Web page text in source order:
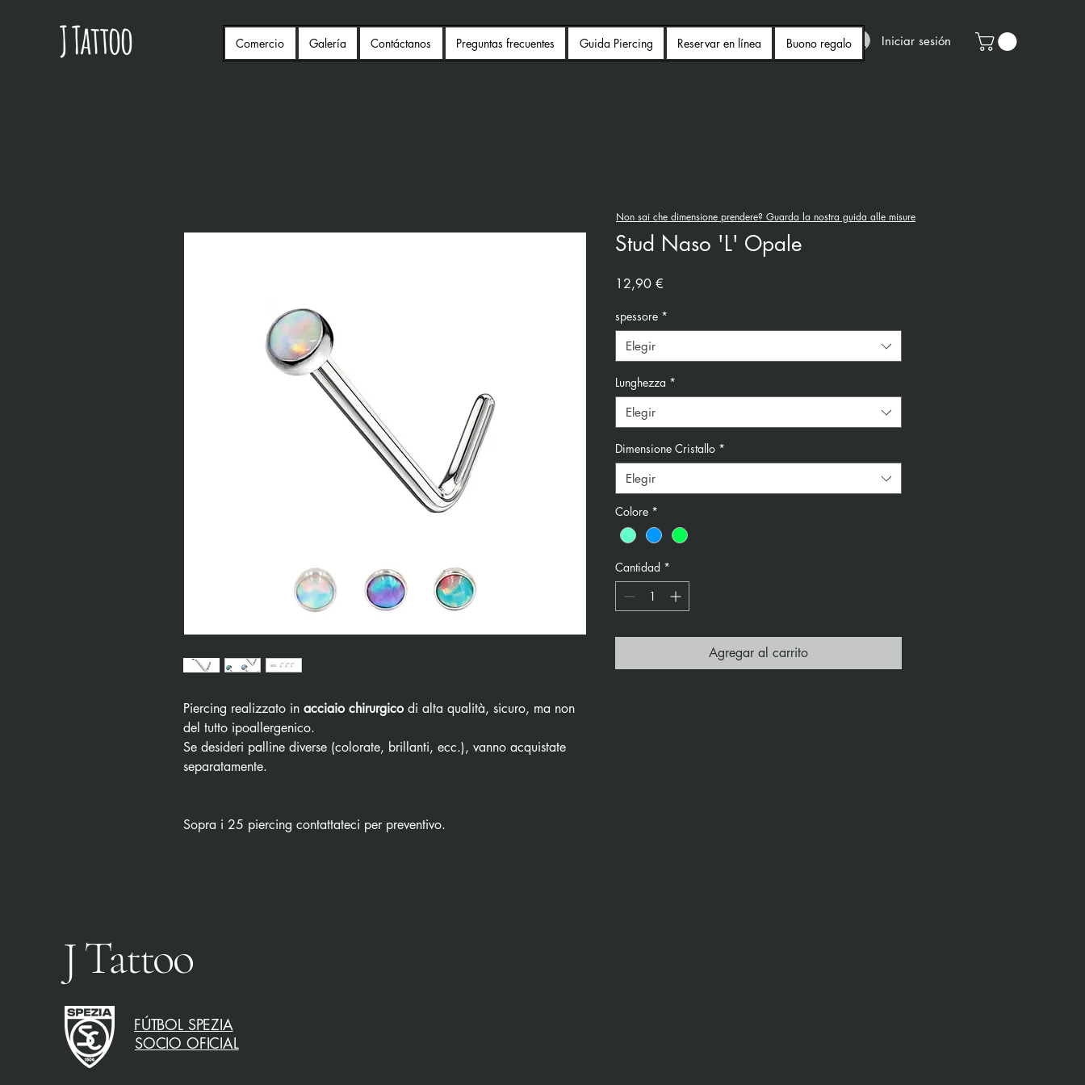
Iniciar sesión
Comercio Galería Contáctanos Preguntas frecuentes Guida Piercing Reservar en línea Buono regalo
Piercing realizzato in acciaio chirurgico di alta qualità, sicuro, ma non
del tutto ipoallergenico.
Se desideri palline diverse (colorate, brillanti, ecc.), vanno acquistate
separatamente.
Sopra i 25 piercing contattateci per preventivo.
Stud Naso 'L' Opale
12,90 €
spessore *
Elegir
Lunghezza *
Elegir
Dimensione Cristallo *
Elegir
Colore *
Cantidad *
Agregar al carrito
Non sai che dimensione prendere? Guarda la nostra guida alle misure
J Tattoo
FÚTBOL SPEZIA
SOCIO OFICIAL